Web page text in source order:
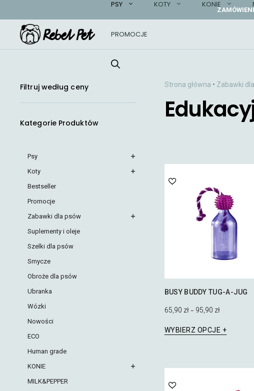
PSY KOTY KONIE
PROMOCJE
Strona główna • Zabawki
BUSY BUDDY TUG-A-JUG
65,90 zł– 95,90 zł
WYBIERZ OPCJE
produkt
Filtruj według ceny
Kategorie Produktów
Psy
Koty
Bestseller
Promocje
Zabawki dla psów
Suplementy i oleje
Szelki dla psów
Smycze
Obroże dla psów
Ubranka
Wózki
Nowości
ECO
Human grade
KONIE
MILK&PEPPER